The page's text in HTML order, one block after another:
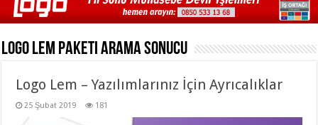
Logo Lem PaketiArama Sonucu
Logo Lem – Yazılımlarınız İçin Ayrıcalıklar
25 Şubat 2019 181